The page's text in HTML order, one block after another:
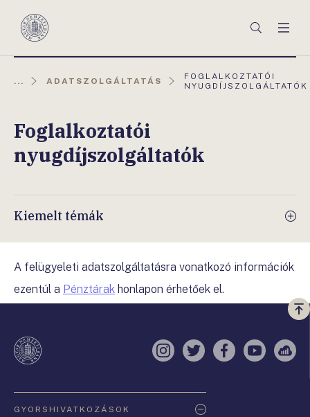
Magyar
Keresés
... ADATSZOLGÁLTATÁS
AKTUÁLIS
OLDAL:
FOGLALKOZTATÓI
NYUGDÍJSZOLGÁLTATÓK
Foglalkoztatói
nyugdíjszolgáltatók
Kiemelt témák
A felügyeleti adatszolgáltatásra vonatkozó információk
ezentúl a Pénztárak honlapon érhetőek el.
a
Instagram
TwitterFacebook
YouTube
GYORSHIVATKOZÁSOK